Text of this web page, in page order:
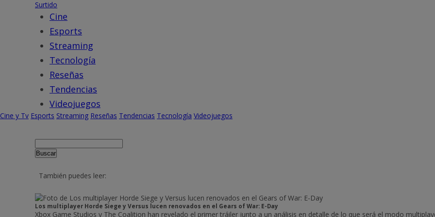
Surtido
Cine
Esports
Streaming
Tecnología
Reseñas
Tendencias
Videojuegos
Cine y Tv Esports Streaming Reseñas Tendencias Tecnología Videojuegos
Buscar
También puedes leer:
Los multiplayer Horde Siege y Versus lucen renovados en el Gears of War: E-Day
Xbox Game Studios y The Coalition han revelado el primer tráiler junto a un análisis en detalle de lo que será el modo